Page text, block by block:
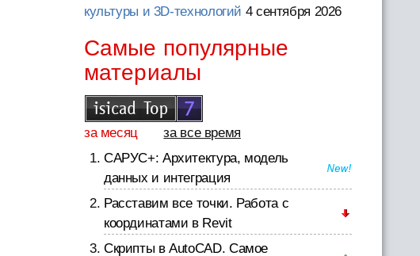
культуры и 3D-технологий 4 сентября 2026
Самые популярные
материалы
за месяц
за все время
САРУС+: Архитектура, модель
данных и интеграция
Расставим все точки. Работа с
координатами в Revit
Скрипты в AutoCAD. Самое